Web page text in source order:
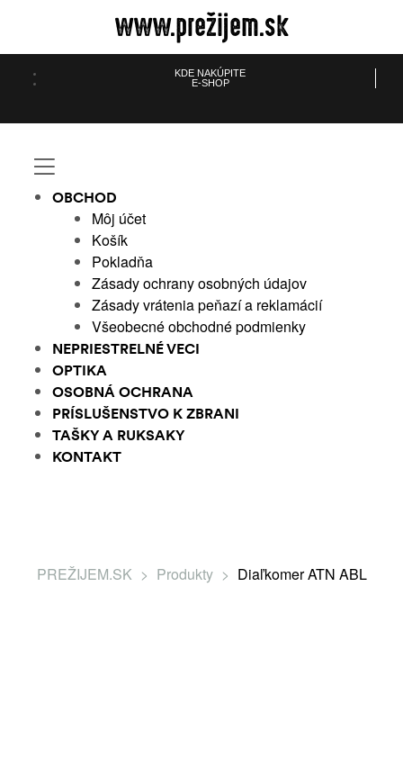
www.prežijem.sk
KDE NAKÚPITE
E-SHOP
OBCHOD
Môj účet
Košík
Pokladňa
Zásady ochrany osobných údajov
Zásady vrátenia peňazí a reklamácií
Všeobecné obchodné podmienky
NEPRIESTRELNÉ VECI
OPTIKA
OSOBNÁ OCHRANA
PRÍSLUŠENSTVO K ZBRANI
TAŠKY A RUKSAKY
KONTAKT
PREŽIJEM.SK > Produkty > Diaľkomer ATN ABL